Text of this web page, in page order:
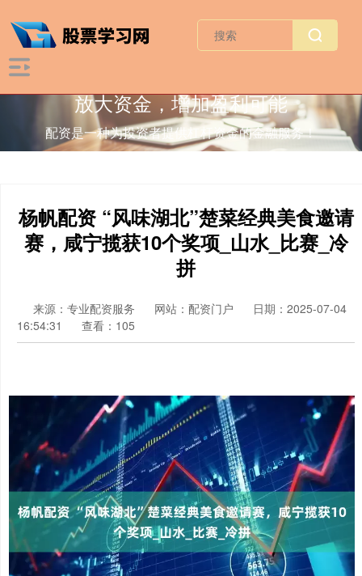
放大资金，增加盈利可能
配资是一种为投资者提供杠杆资金的金融服务！
杨帆配资 “风味湖北”楚菜经典美食邀请
赛，咸宁揽获10个奖项_山水_比赛_冷
拼
来源：专业配资服务 网站：配资门户
日期：2025-07-04
16:54:31
查看：105